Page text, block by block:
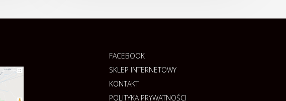
FACEBOOK
SKLEP INTERNETOWY
KONTAKT
POLITYKA PRYWATNOŚCI